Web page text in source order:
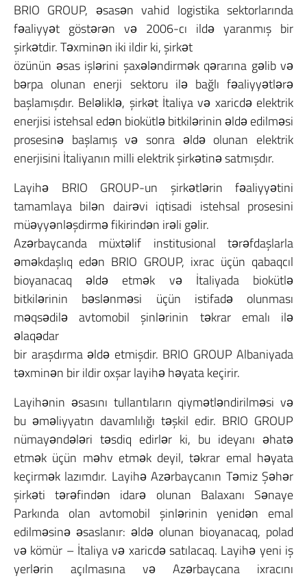
BRIO GROUP, əsasən vahid logistika sektorlarında
fəaliyyət göstərən və 2006-cı ildə yaranmış bir
şirkətdir. Təxminən iki ildir ki, şirkət
özünün əsas işlərini şaxələndirmək qərarına gəlib və
bərpa olunan enerji sektoru ilə bağlı fəaliyyətlərə
başlamışdır. Beləliklə, şirkət İtaliya və xaricdə elektrik
enerjisi istehsal edən biokütlə bitkilərinin əldə edilməsi
prosesinə başlamış və sonra əldə olunan elektrik
enerjisini İtaliyanın milli elektrik şirkətinə satmışdır.
Layihə BRIO GROUP-un şirkətlərin fəaliyyətini
tamamlaya bilən dairəvi iqtisadi istehsal prosesini
müəyyənləşdirmə fikirindən irəli gəlir.
Azərbaycanda müxtəlif institusional tərəfdaşlarla
əməkdaşlıq edən BRIO GROUP, ixrac üçün qabaqcıl
bioyanacaq əldə etmək və İtaliyada biokütlə
bitkilərinin bəslənməsi üçün istifadə olunması
məqsədilə avtomobil şinlərinin təkrar emalı ilə
əlaqədar
bir araşdırma əldə etmişdir. BRIO GROUP Albaniyada
təxminən bir ildir oxşar layihə həyata keçirir.
Layihənin əsasını tullantıların qiymətləndirilməsi və
bu əməliyyatın davamlılığı təşkil edir. BRIO GROUP
nümayəndələri təsdiq edirlər ki, bu ideyanı əhatə
etmək üçün məhv etmək deyil, təkrar emal həyata
keçirmək lazımdır. Layihə Azərbaycanın Təmiz Şəhər
şirkəti tərəfindən idarə olunan Balaxanı Sənaye
Parkında olan avtomobil şinlərinin yenidən emal
edilməsinə əsaslanır: əldə olunan bioyanacaq, polad
və kömür – İtaliya və xaricdə satılacaq. Layihə yeni iş
yerlərin açılmasına və Azərbaycana ixracını